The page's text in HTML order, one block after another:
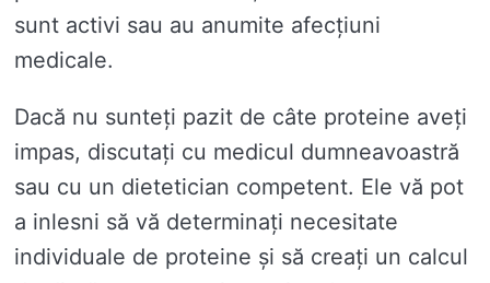
sunt activi sau au anumite afecțiuni
medicale.
Dacă nu sunteți pazit de câte proteine ​​aveți
impas, discutați cu medicul dumneavoastră
sau cu un dietetician competent. Ele vă pot
a inlesni să vă determinați necesitate
individuale de proteine ​​și să creați un calcul